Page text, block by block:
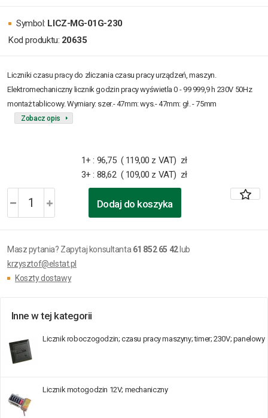
Symbol: LICZ-MG-01G-230
Kod produktu: 20635
Liczniki czasu pracy do zliczania czasu pracy urządzeń, maszyn.
Elektromechaniczny licznik godzin pracy wyświetla 0 - 99 999,9 h 230V 50Hz
montaż tablicowy. Wymiary: szer.- 47mm: wys.- 47mm: gł. - 75mm
Zobacz opis
1+ : 96,75 ( 119,00 z VAT) zł
3+ : 88,62 ( 109,00 z VAT) zł
Dodaj do koszyka
Masz pytania? Zapytaj konsultanta 61 852 65 42lub
krzysztof@elstat.pl
Koszty dostawy
Inne w tej kategorii
Licznik roboczogodzin; czasu pracy maszyny; timer; 230V; panelowy
Licznik motogodzin 12V; mechaniczny